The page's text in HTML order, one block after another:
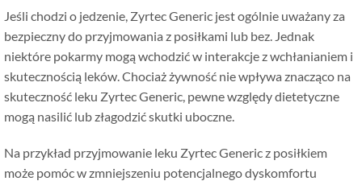
Jeśli chodzi o jedzenie, Zyrtec Generic jest ogólnie uważany za
bezpieczny do przyjmowania z posiłkami lub bez. Jednak
niektóre pokarmy mogą wchodzić w interakcje z wchłanianiem i
skutecznością leków. Chociaż żywność nie wpływa znacząco na
skuteczność leku Zyrtec Generic, pewne względy dietetyczne
mogą nasilić lub złagodzić skutki uboczne.
Na przykład przyjmowanie leku Zyrtec Generic z posiłkiem
może pomóc w zmniejszeniu potencjalnego dyskomfortu